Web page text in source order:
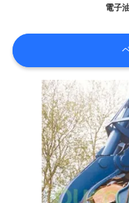
た
し
電子